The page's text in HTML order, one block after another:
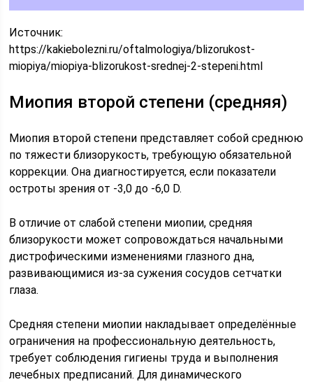
Источник:
https://kakiebolezni.ru/oftalmologiya/blizorukost-
miopiya/miopiya-blizorukost-srednej-2-stepeni.html
Миопия второй степени (средняя)
Миопия второй степени представляет собой среднюю
по тяжести близорукость, требующую обязательной
коррекции. Она диагностируется, если показатели
остроты зрения от -3,0 до -6,0 D.
В отличие от слабой степени миопии, средняя
близорукости может сопровождаться начальными
дистрофическими изменениями глазного дна,
развивающимися из-за сужения сосудов сетчатки
глаза.
Средняя степени миопии накладывает определённые
ограничения на профессиональную деятельность,
требует соблюдения гигиены труда и выполнения
лечебных предписаний. Для динамического